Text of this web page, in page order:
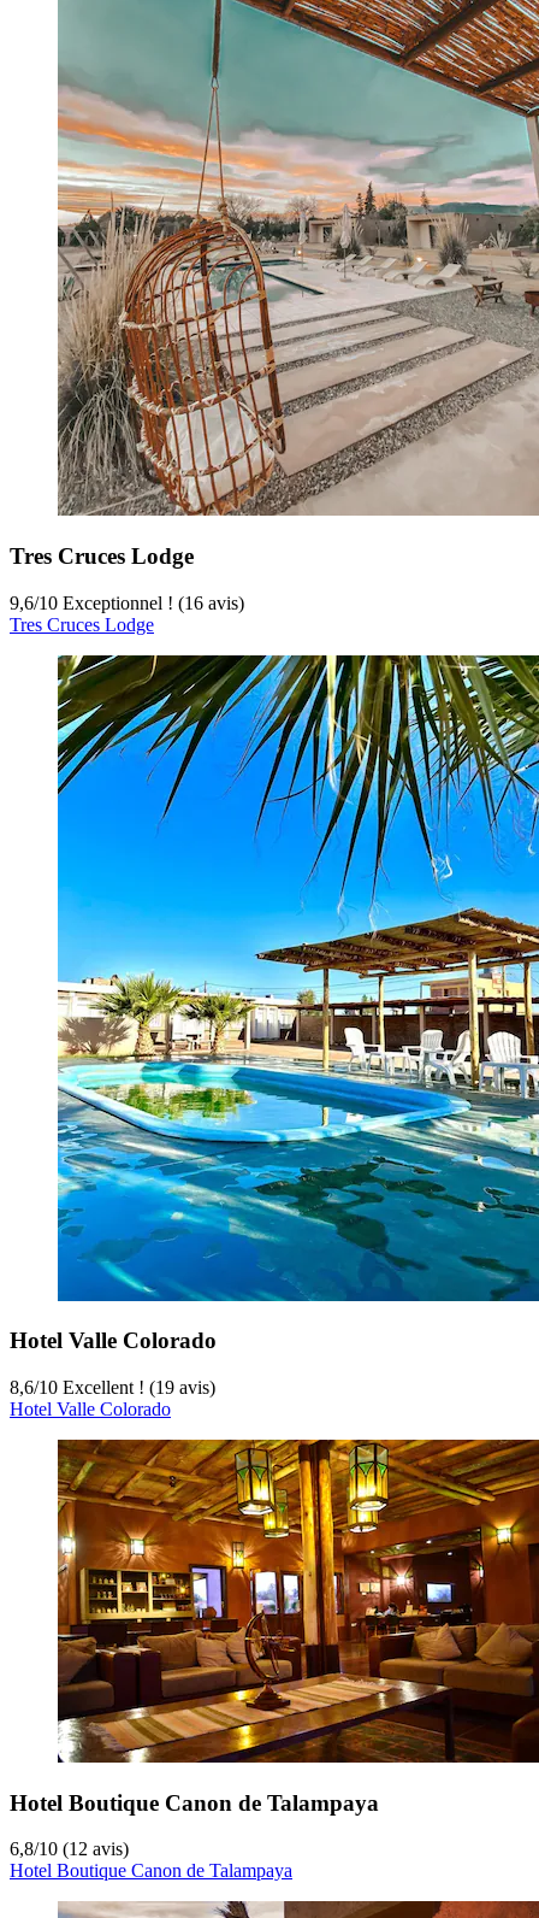
Tres Cruces Lodge
9,6/10 Exceptionnel ! (16 avis)
Tres Cruces Lodge
Hotel Valle Colorado
8,6/10 Excellent ! (19 avis)
Hotel Valle Colorado
Hotel Boutique Canon de Talampaya
6,8/10 (12 avis)
Hotel Boutique Canon de Talampaya